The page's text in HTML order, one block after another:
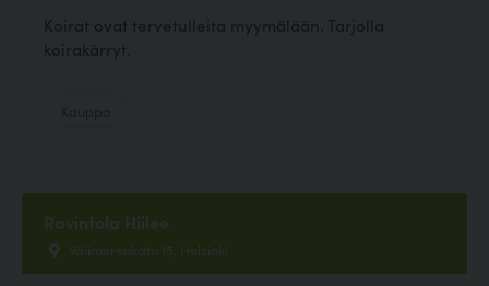
Koirat ovat tervetulleita myymälään. Tarjolla
koirakärryt.
Ravintola Hiilee
Välimerenkatu 15, Helsinki